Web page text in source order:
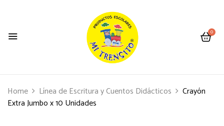
0
Home Línea de Escritura y Cuentos Didácticos
Crayón
Extra Jumbo x 10 Unidades